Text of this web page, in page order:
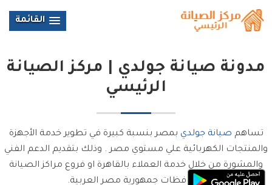
القائمة
مدونة صيانة جولدي | مركز الصيانة
الرئيسي
تساهم صيانة جولدي بمصر بنسبة كبيرة في تطوير خدمة الأجهزة
والمنتجات الكهربائية علي مستوي مصر . وذلك بتقديم الدعم الفني
والمشورة من خلال خدمة العملاء بالقاهرة او فروع مراكز الصيانة
بمحافظات جمهورية مصر العربية.